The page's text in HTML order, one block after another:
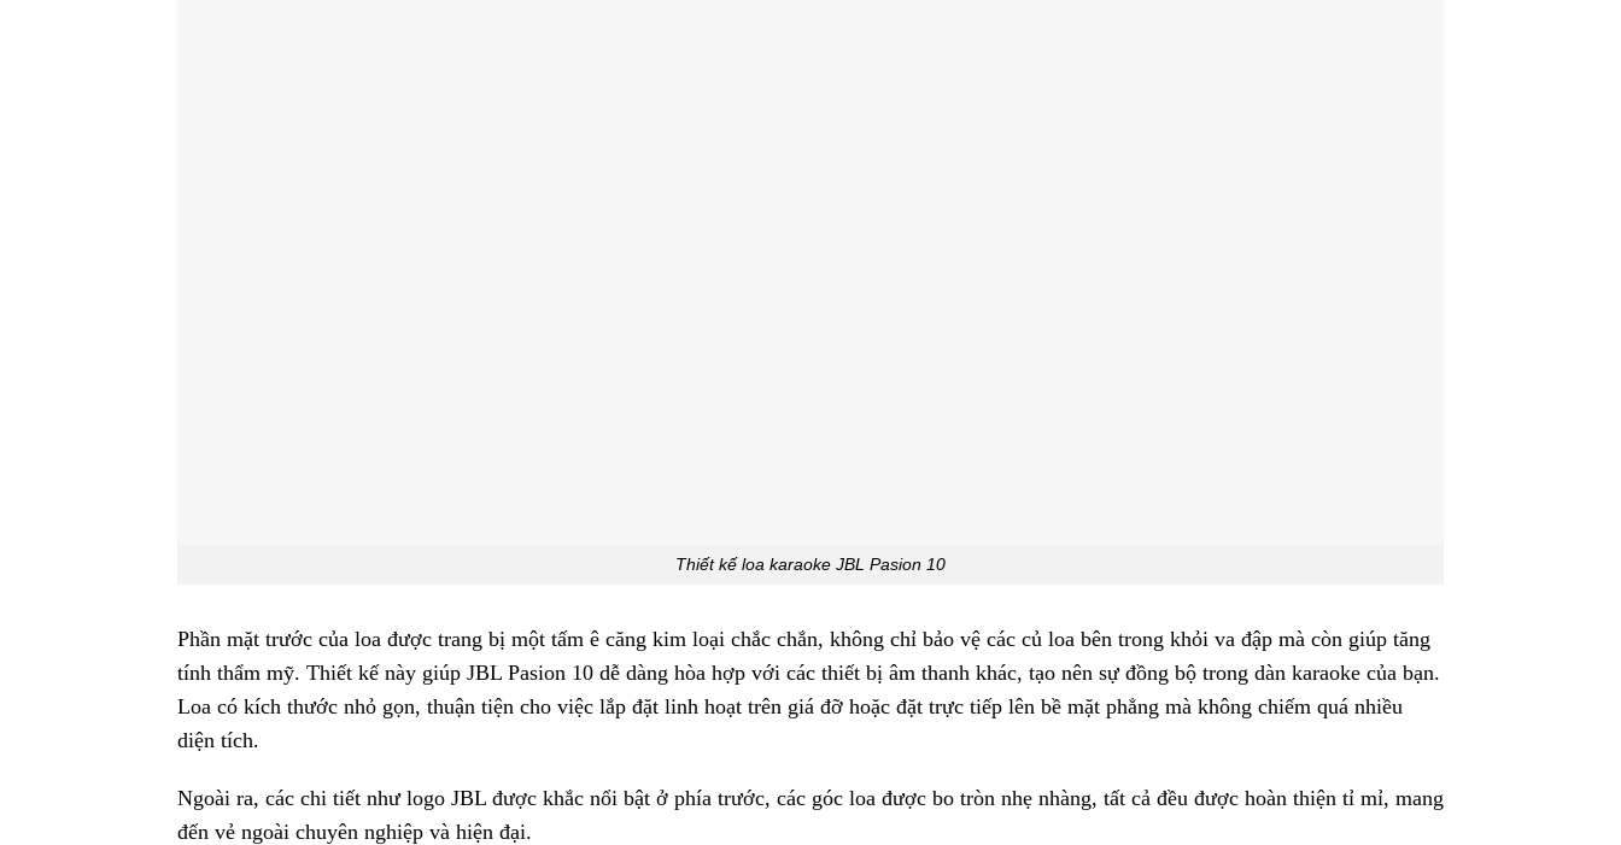
Thiết kế loa karaoke JBL Pasion 10
Phần mặt trước của loa được trang bị một tấm ê căng kim loại chắc chắn, không chỉ bảo vệ các củ loa bên trong khỏi va đập mà còn giúp tăng
tính thẩm mỹ. Thiết kế này giúp JBL Pasion 10 dễ dàng hòa hợp với các thiết bị âm thanh khác, tạo nên sự đồng bộ trong dàn karaoke của bạn.
Loa có kích thước nhỏ gọn, thuận tiện cho việc lắp đặt linh hoạt trên giá đỡ hoặc đặt trực tiếp lên bề mặt phẳng mà không chiếm quá nhiều
diện tích.
Ngoài ra, các chi tiết như logo JBL được khắc nổi bật ở phía trước, các góc loa được bo tròn nhẹ nhàng, tất cả đều được hoàn thiện tỉ mỉ, mang
đến vẻ ngoài chuyên nghiệp và hiện đại.